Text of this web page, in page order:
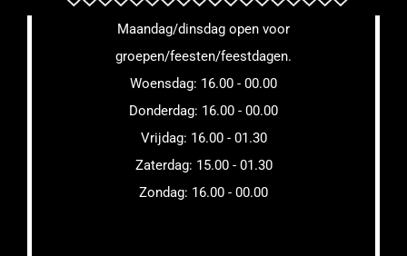
Maandag/dinsdag open voor
groepen/feesten/feestdagen.
Woensdag: 16.00 - 00.00
Donderdag: 16.00 - 00.00
Vrijdag: 16.00 - 01.30
Zaterdag: 15.00 - 01.30
Zondag: 16.00 - 00.00